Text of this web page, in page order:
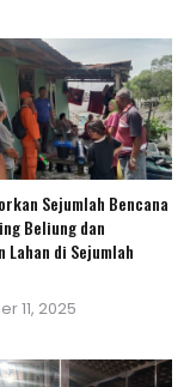
Sejumlah Bencana
Beliung dan
Lahan di Sejumlah
11, 2025